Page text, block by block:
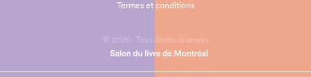
© 2026 - Tous droits réservés
Termes et conditions